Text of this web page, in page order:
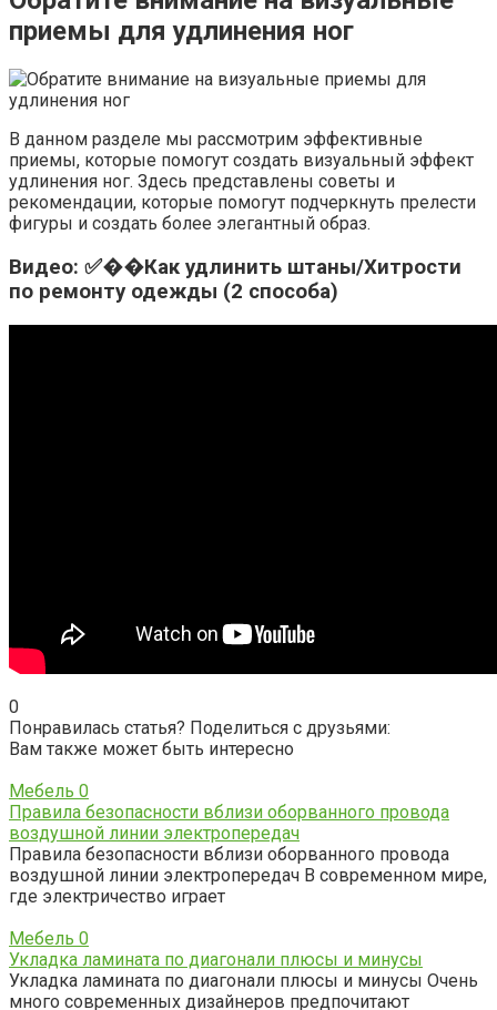
приемы для удлинения ног
В данном разделе мы рассмотрим эффективные
приемы, которые помогут создать визуальный эффект
удлинения ног. Здесь представлены советы и
рекомендации, которые помогут подчеркнуть прелести
фигуры и создать более элегантный образ.
Видео: ✅��Как удлинить штаны/Хитрости
по ремонту одежды (2 способа)
0
Понравилась статья? Поделиться с друзьями:
Вам также может быть интересно
Мебель 0
Правила безопасности вблизи оборванного провода
воздушной линии электропередач
Правила безопасности вблизи оборванного провода
воздушной линии электропередач В современном мире,
где электричество играет
Мебель 0
Укладка ламината по диагонали плюсы и минусы
Укладка ламината по диагонали плюсы и минусы Очень
много современных дизайнеров предпочитают